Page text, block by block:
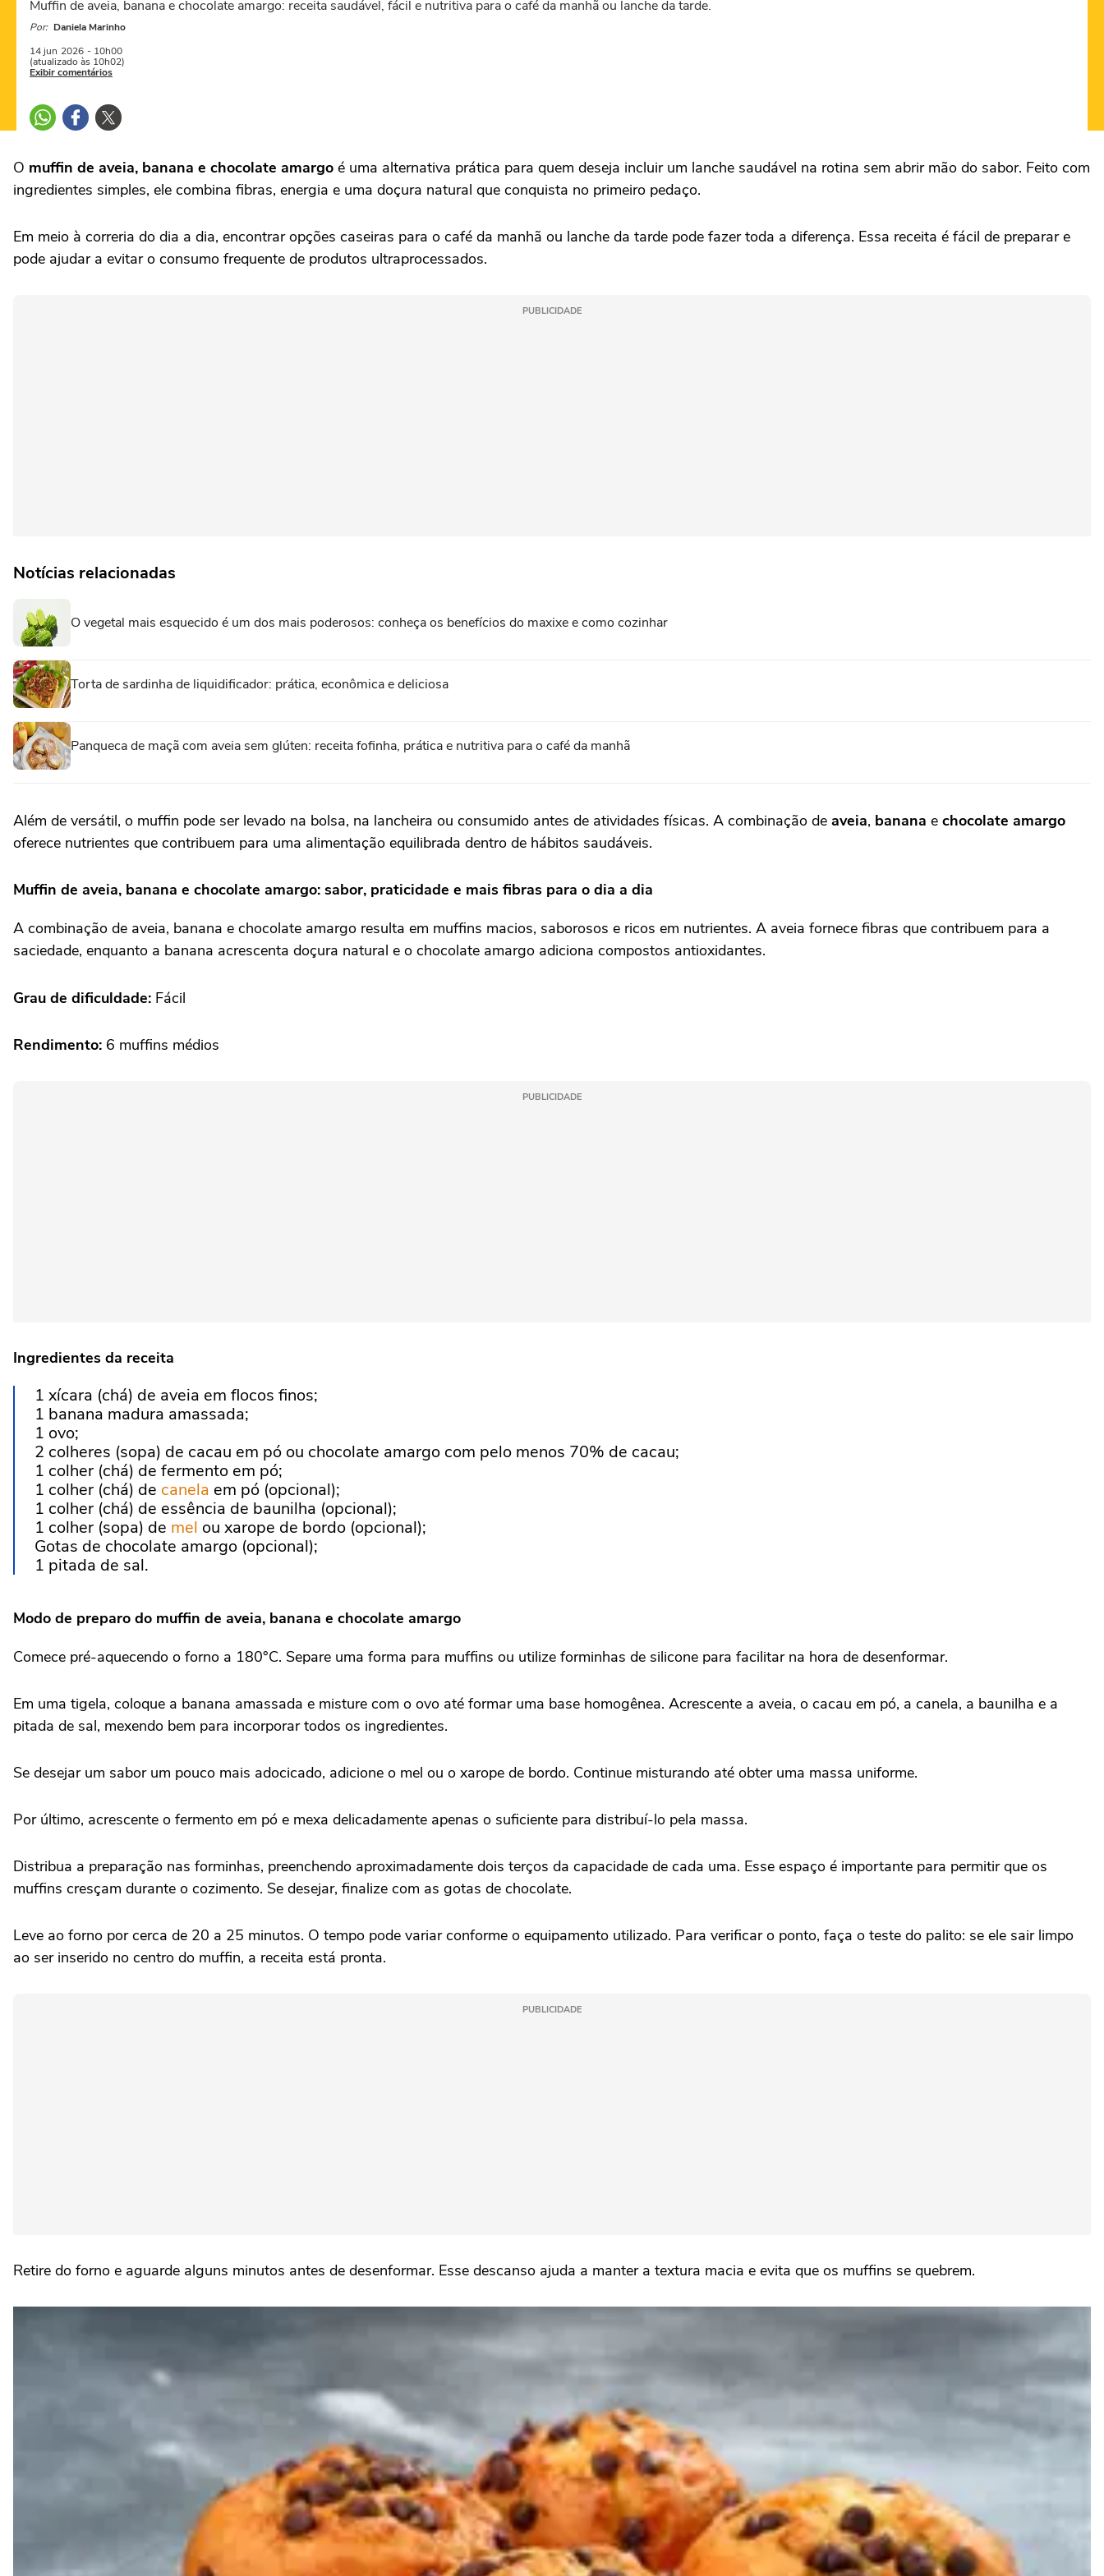
Muffin de aveia, banana e chocolate amargo: receita saudável, fácil e nutritiva para o café da manhã ou lanche da tarde.
Por: Daniela Marinho
14 jun 2026 - 10h00
(atualizado às 10h02)
Exibir comentários
O muffin de aveia, banana e chocolate amargo é uma alternativa prática para quem deseja incluir um lanche saudável na rotina sem abrir mão do sabor. Feito com
ingredientes simples, ele combina fibras, energia e uma doçura natural que conquista no primeiro pedaço.
Em meio à correria do dia a dia, encontrar opções caseiras para o café da manhã ou lanche da tarde pode fazer toda a diferença. Essa receita é fácil de preparar e
pode ajudar a evitar o consumo frequente de produtos ultraprocessados.
PUBLICIDADE
Notícias relacionadas
O vegetal mais esquecido é um dos mais poderosos: conheça os benefícios do maxixe e como cozinhar
Torta de sardinha de liquidificador: prática, econômica e deliciosa
Panqueca de maçã com aveia sem glúten: receita fofinha, prática e nutritiva para o café da manhã
Além de versátil, o muffin pode ser levado na bolsa, na lancheira ou consumido antes de atividades físicas. A combinação de aveia, banana e chocolate amargo
oferece nutrientes que contribuem para uma alimentação equilibrada dentro de hábitos saudáveis.
Muffin de aveia, banana e chocolate amargo: sabor, praticidade e mais fibras para o dia a dia
A combinação de aveia, banana e chocolate amargo resulta em muffins macios, saborosos e ricos em nutrientes. A aveia fornece fibras que contribuem para a
saciedade, enquanto a banana acrescenta doçura natural e o chocolate amargo adiciona compostos antioxidantes.
Grau de dificuldade: Fácil
Rendimento: 6 muffins médios
PUBLICIDADE
Ingredientes da receita
1 xícara (chá) de aveia em flocos finos;
1 banana madura amassada;
1 ovo;
2 colheres (sopa) de cacau em pó ou chocolate amargo com pelo menos 70% de cacau;
1 colher (chá) de fermento em pó;
1 colher (chá) de canela em pó (opcional);
1 colher (chá) de essência de baunilha (opcional);
1 colher (sopa) de mel ou xarope de bordo (opcional);
Gotas de chocolate amargo (opcional);
1 pitada de sal.
Modo de preparo do muffin de aveia, banana e chocolate amargo
Comece pré-aquecendo o forno a 180°C. Separe uma forma para muffins ou utilize forminhas de silicone para facilitar na hora de desenformar.
Em uma tigela, coloque a banana amassada e misture com o ovo até formar uma base homogênea. Acrescente a aveia, o cacau em pó, a canela, a baunilha e a
pitada de sal, mexendo bem para incorporar todos os ingredientes.
Se desejar um sabor um pouco mais adocicado, adicione o mel ou o xarope de bordo. Continue misturando até obter uma massa uniforme.
Por último, acrescente o fermento em pó e mexa delicadamente apenas o suficiente para distribuí-lo pela massa.
Distribua a preparação nas forminhas, preenchendo aproximadamente dois terços da capacidade de cada uma. Esse espaço é importante para permitir que os
muffins cresçam durante o cozimento. Se desejar, finalize com as gotas de chocolate.
Leve ao forno por cerca de 20 a 25 minutos. O tempo pode variar conforme o equipamento utilizado. Para verificar o ponto, faça o teste do palito: se ele sair limpo
ao ser inserido no centro do muffin, a receita está pronta.
PUBLICIDADE
Retire do forno e aguarde alguns minutos antes de desenformar. Esse descanso ajuda a manter a textura macia e evita que os muffins se quebrem.